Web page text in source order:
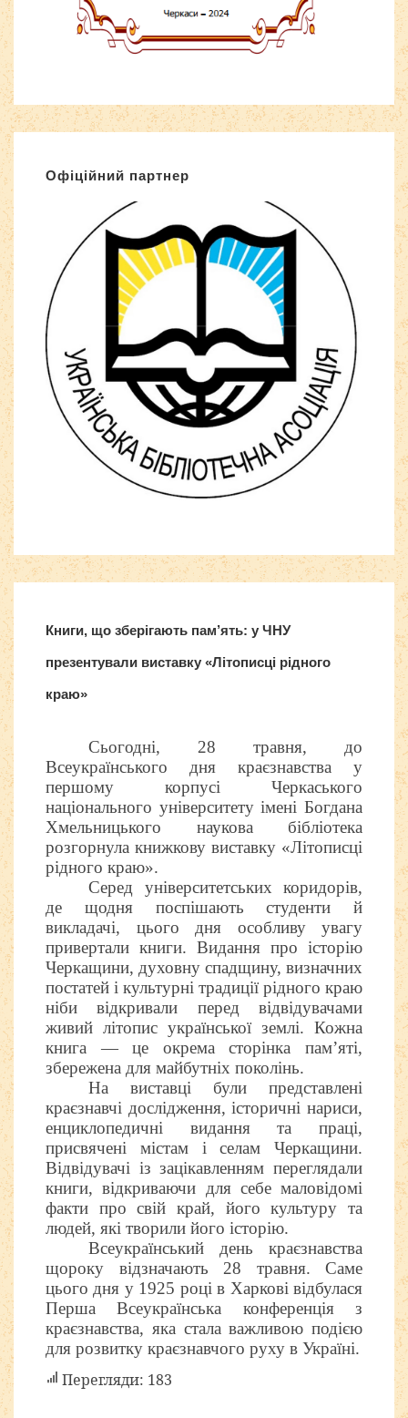
Офіційний партнер
Книги, що зберігають пам’ять: у ЧНУ
презентували виставку «Літописці рідного
краю»
Сьогодні, 28 травня, до
Всеукраїнського дня краєзнавства у
першому корпусі Черкаського
національного університету імені Богдана
Хмельницького наукова бібліотека
розгорнула книжкову виставку «Літописці
рідного краю».
Серед університетських коридорів,
де щодня поспішають студенти й
викладачі, цього дня особливу увагу
привертали книги. Видання про історію
Черкащини, духовну спадщину, визначних
постатей і культурні традиції рідного краю
ніби відкривали перед відвідувачами
живий літопис української землі. Кожна
книга — це окрема сторінка пам’яті,
збережена для майбутніх поколінь.
На виставці були представлені
краєзнавчі дослідження, історичні нариси,
енциклопедичні видання та праці,
присвячені містам і селам Черкащини.
Відвідувачі із зацікавленням переглядали
книги, відкриваючи для себе маловідомі
факти про свій край, його культуру та
людей, які творили його історію.
Всеукраїнський день краєзнавства
щороку відзначають 28 травня. Саме
цього дня у 1925 році в Харкові відбулася
Перша Всеукраїнська конференція з
краєзнавства, яка стала важливою подією
для розвитку краєзнавчого руху в Україні.
Перегляди: 183